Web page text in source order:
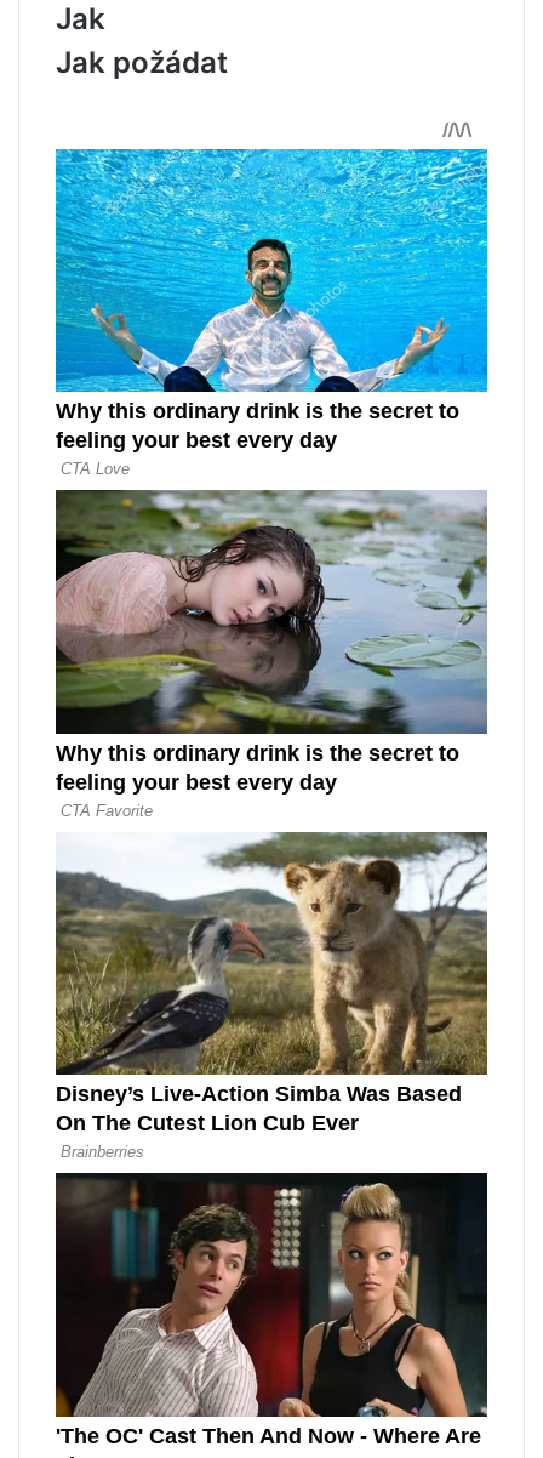
Jak
Jak požádat